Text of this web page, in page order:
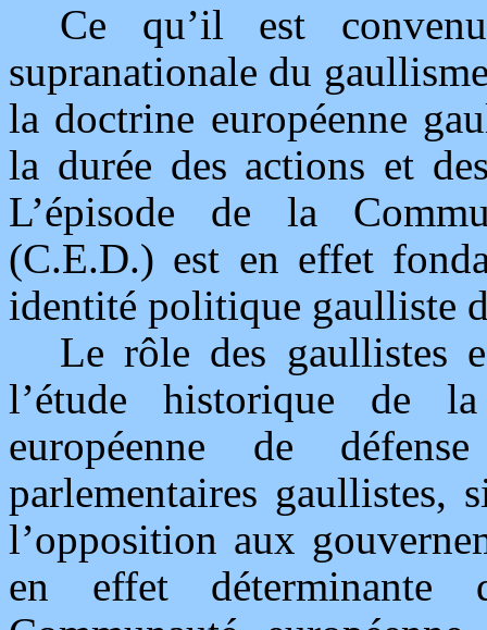
Ce qu’il est
supranationale du
la doctrine européenne
la durée des actions et
L’épisode de la
(C.E.D.) est en effet
identité politique gaulliste
Le rôle des gaullistes
l’étude historique de
européenne de
parlementaires gaullistes,
l’opposition aux
en effet